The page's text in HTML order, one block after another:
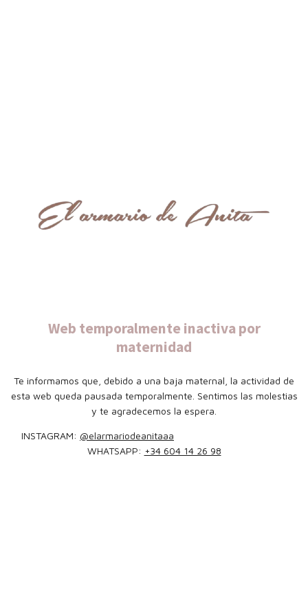
Web temporalmente inactiva por
maternidad
Te informamos que, debido a una baja maternal, la actividad de
esta web queda pausada temporalmente. Sentimos las molestias
y te agradecemos la espera.
INSTAGRAM: @elarmariodeanitaaa
WHATSAPP: +34 604 14 26 98